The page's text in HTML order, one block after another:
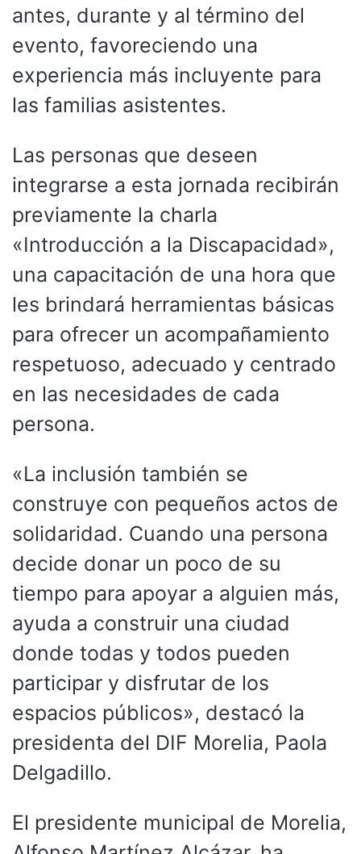
antes, durante y al término del
evento, favoreciendo una
experiencia más incluyente para
las familias asistentes.
Las personas que deseen
integrarse a esta jornada recibirán
previamente la charla
«Introducción a la Discapacidad»,
una capacitación de una hora que
les brindará herramientas básicas
para ofrecer un acompañamiento
respetuoso, adecuado y centrado
en las necesidades de cada
persona.
«La inclusión también se
construye con pequeños actos de
solidaridad. Cuando una persona
decide donar un poco de su
tiempo para apoyar a alguien más,
ayuda a construir una ciudad
donde todas y todos pueden
participar y disfrutar de los
espacios públicos», destacó la
presidenta del DIF Morelia, Paola
Delgadillo.
El presidente municipal de Morelia,